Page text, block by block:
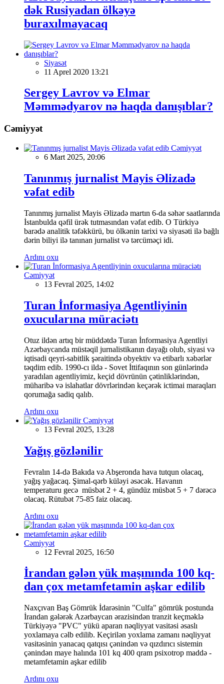
dək Rusiyadan ölkəyə
buraxılmayacaq
Siyasət
11 Aprel 2020 13:21
Sergey Lavrov və Elmar
Məmmədyarov nə haqda danışıblar?
Cəmiyyət
Cəmiyyət
6 Mart 2025, 20:06
Tanınmış jurnalist Mayis Əlizadə
vəfat edib
Tanınmış jurnalist Mayis Əlizadə martın 6-da səhər saatlarında
İstanbulda qəfil ürək tutmasından vəfat edib. O Türkiyə
barədə analitik təfəkkürü, bu ölkənin tarixi və siyasəti ilə bağlı
dərin biliyi ilə tanınan jurnalist və tərcüməçi idi.
Ardını oxu
Cəmiyyət
13 Fevral 2025, 14:02
Turan İnformasiya Agentliyinin
oxucularına müraciətı
Otuz ildən artıq bir müddətdə Turan İnformasiya Agentliyi
Azərbaycanda müstəqil jurnalistikanın dayağı olub, siyasi və
iqtisadi qeyri-sabitlik şəraitində obyektiv və etibarlı xəbərlər
təqdim edib. 1990-cı ildə - Sovet İttifaqının son günlərində
yaradılan agentliyimiz, keçid dövrünün çətinliklərindən,
müharibə və islahatlar dövrlərindən keçərək ictimai maraqları
qorumağa sadiq qalıb.
Ardını oxu
Cəmiyyət
13 Fevral 2025, 13:28
Yağış gözlənilir
Fevralın 14-də Bakıda və Abşeronda hava tutqun olacaq,
yağış yağacaq. Şimal-qərb küləyi əsəcək. Havanın
temperaturu gecə müsbət 2 + 4, gündüz müsbət 5 + 7 dərəcə
olacaq. Rütubət 75-85 faiz olacaq.
Ardını oxu
Cəmiyyət
12 Fevral 2025, 16:50
İrandan gələn yük maşınında 100 kq-
dan çox metamfetamin aşkar edilib
Naxçıvan Baş Gömrük İdarəsinin "Culfa" gömrük postunda
İrandan gələrək Azərbaycan ərazisindən tranzit keçməklə
Türkiyəyə "PVC" yükü aparan nəqliyyat vasitəsi əsaslı
yoxlamaya cəlb edilib. Keçirilən yoxlama zamanı nəqliyyat
vasitəsinin yanacaq qatqısı çənindən və qızdırıcı sistemin
çənindən maye halında 101 kq 400 qram psixotrop maddə -
metamfetamin aşkar edilib
Ardını oxu